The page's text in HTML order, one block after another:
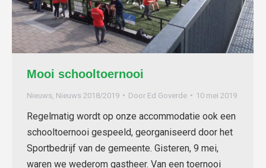
Mooi schooltoernooi
Nieuws Nieuws 2018/2019 Door Ed Goverde 10 mei 2019
Regelmatig wordt op onze accommodatie ook een
schooltoernooi gespeeld, georganiseerd door het
Sportbedrijf van de gemeente. Gisteren, 9 mei,
waren we wederom gastheer. Van een toernooi